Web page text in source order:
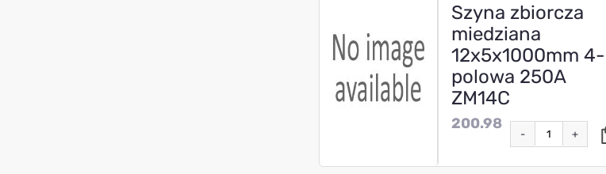
Szyna zbiorcza
miedziana
12x5x1000mm 4-
polowa 250A
ZM14C
200.98
- +